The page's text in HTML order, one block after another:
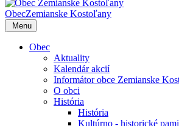
ObecZemianske Kostoľany
Menu
Obec
Aktuality
Kalendár akcií
Informátor obce Zemianske
O obci
História
História
Kultúrno - historické